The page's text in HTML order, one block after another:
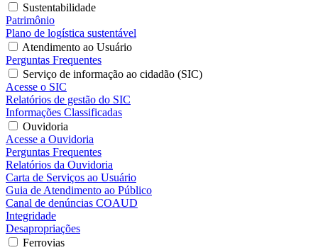
Sustentabilidade
Patrimônio
Plano de logística sustentável
Atendimento ao Usuário
Perguntas Frequentes
Serviço de informação ao cidadão (SIC)
Acesse o SIC
Relatórios de gestão do SIC
Informações Classificadas
Ouvidoria
Acesse a Ouvidoria
Perguntas Frequentes
Relatórios da Ouvidoria
Carta de Serviços ao Usuário
Guia de Atendimento ao Público
Canal de denúncias COAUD
Integridade
Desapropriações
Ferrovias